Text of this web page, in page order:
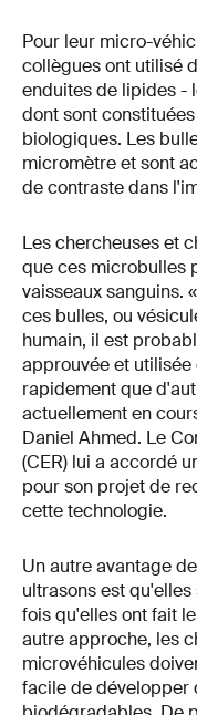
Pour leur micro-
collègues ont utilisé
enduites de lipides -
dont sont
biologiques. Les
micromètre et sont
de contraste dans
Les chercheuses et
que ces microbulles
vaisseaux sanguins.
ces bulles, ou
humain, il est
approuvée et
rapidement que
actuellement en
Daniel Ahmed. Le
(CER) lui a accordé
pour son projet de
cette technologie.
Un autre avantage
ultrasons est
fois qu'elles ont fait
autre approche, les
microvéhicules
facile de développer